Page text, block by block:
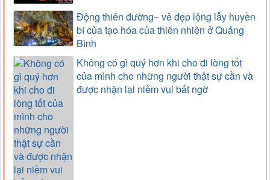
Động thiên đường– vẻ đẹp lộng lẫy huyền
bí của tạo hóa của thiên nhiên ở Quảng
Bình
Không có gì quý hơn khi cho đi lòng tốt
của mình cho những người thật sự cần và
được nhận lại niềm vui bất ngờ